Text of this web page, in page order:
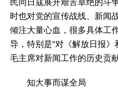
民同日寇展开艰苦卓绝的斗
时也对党的宣传战线、新闻
倾注大量心血，很多具体工
导，特别是“对《解放日报
毛主席对新闻工作的历史贡献
知大事而谋全局